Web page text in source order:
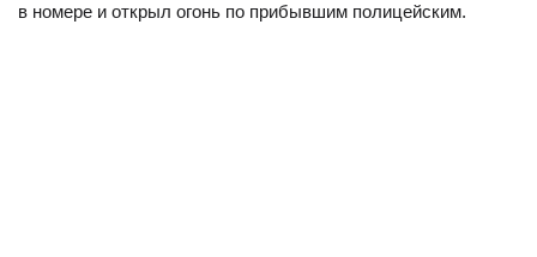
в номере и открыл огонь по прибывшим полицейским.